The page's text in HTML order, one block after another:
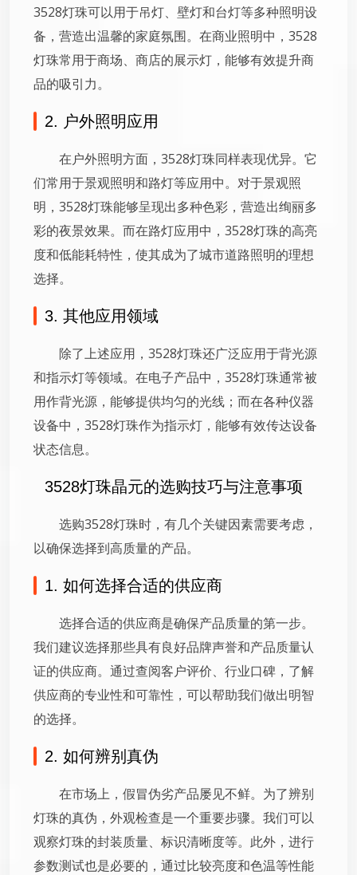
3528灯珠可以用于吊灯、壁灯和台灯等多种照明设
备，营造出温馨的家庭氛围。在商业照明中，3528
灯珠常用于商场、商店的展示灯，能够有效提升商
品的吸引力。
2. 户外照明应用
在户外照明方面，3528灯珠同样表现优异。它
们常用于景观照明和路灯等应用中。对于景观照
明，3528灯珠能够呈现出多种色彩，营造出绚丽多
彩的夜景效果。而在路灯应用中，3528灯珠的高亮
度和低能耗特性，使其成为了城市道路照明的理想
选择。
3. 其他应用领域
除了上述应用，3528灯珠还广泛应用于背光源
和指示灯等领域。在电子产品中，3528灯珠通常被
用作背光源，能够提供均匀的光线；而在各种仪器
设备中，3528灯珠作为指示灯，能够有效传达设备
状态信息。
3528灯珠晶元的选购技巧与注意事项
选购3528灯珠时，有几个关键因素需要考虑，
以确保选择到高质量的产品。
1. 如何选择合适的供应商
选择合适的供应商是确保产品质量的第一步。
我们建议选择那些具有良好品牌声誉和产品质量认
证的供应商。通过查阅客户评价、行业口碑，了解
供应商的专业性和可靠性，可以帮助我们做出明智
的选择。
2. 如何辨别真伪
在市场上，假冒伪劣产品屡见不鲜。为了辨别
灯珠的真伪，外观检查是一个重要步骤。我们可以
观察灯珠的封装质量、标识清晰度等。此外，进行
参数测试也是必要的，通过比较亮度和色温等性能